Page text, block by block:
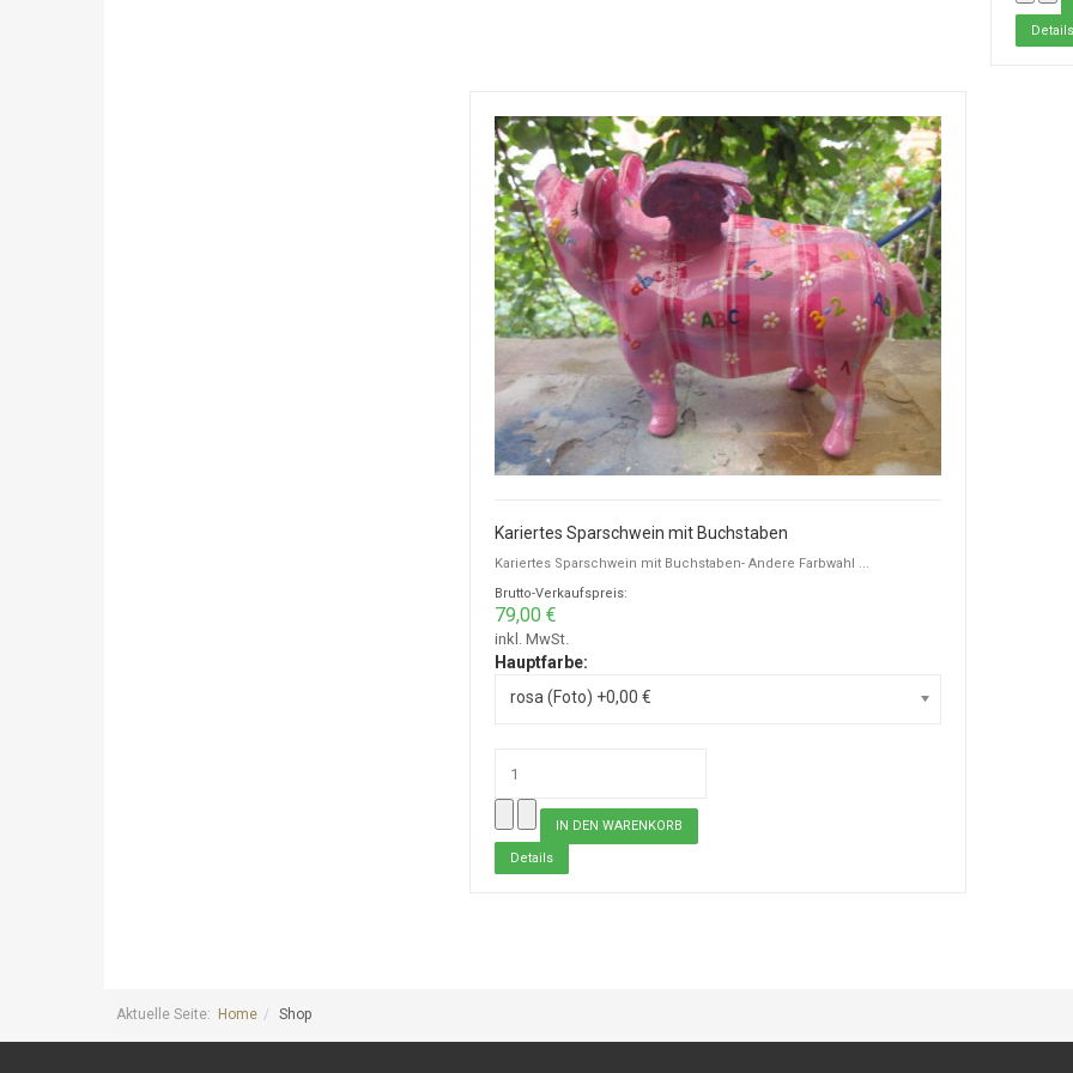
Details
Kariertes Sparschwein mit Buchstaben
Kariertes Sparschwein mit Buchstaben- Andere Farbwahl ...
Brutto-Verkaufspreis:
79,00 €
inkl. MwSt.
Hauptfarbe:
rosa (Foto) +0,00 €
Details
Aktuelle Seite: Home Shop